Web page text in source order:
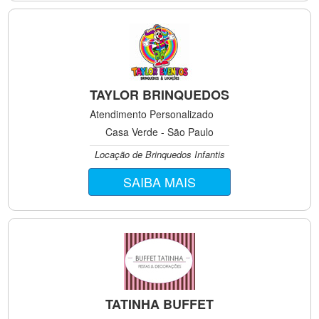
TAYLOR BRINQUEDOS
Atendimento Personalizado
Casa Verde - São Paulo
Locação de Brinquedos Infantis
SAIBA MAIS
TATINHA BUFFET